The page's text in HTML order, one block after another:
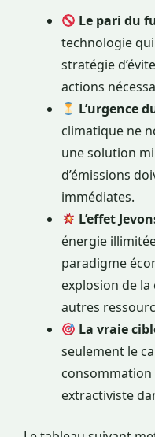
Le pari du
technologie qui
stratégie
actions
L’urgence
climatique ne
une solution
d’émissions
immédiates.
L’effet
énergie
paradigme
explosion de
autres
La vraie
seulement le
extractiviste